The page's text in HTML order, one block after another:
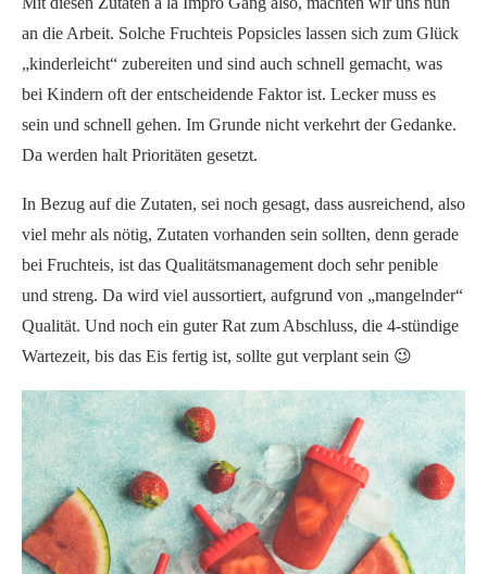
an die Arbeit. Solche Fruchteis Popsicles lassen sich zum Glück
„kinderleicht“ zubereiten und sind auch schnell gemacht, was
bei Kindern oft der entscheidende Faktor ist. Lecker muss es
sein und schnell gehen. Im Grunde nicht verkehrt der Gedanke.
Da werden halt Prioritäten gesetzt.
In Bezug auf die Zutaten, sei noch gesagt, dass ausreichend, also
viel mehr als nötig, Zutaten vorhanden sein sollten, denn gerade
bei Fruchteis, ist das Qualitätsmanagement doch sehr penible
und streng. Da wird viel aussortiert, aufgrund von „mangelnder“
Qualität. Und noch ein guter Rat zum Abschluss, die 4-stündige
Wartezeit, bis das Eis fertig ist, sollte gut verplant sein 😉